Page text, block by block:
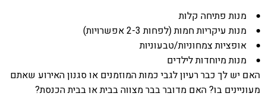
מנות פתיחה קלות
מנות עיקריות חמות (לפחות 2-3 אפשרויות)
אופציות צמחוניות/טבעוניות
מנות מיוחדות לילדים
האם יש לך כבר רעיון לגבי כמות המוזמנים או סגנון האירוע שאתם
מעוניינים בו? האם מדובר בבר מצווה בבית או בבית הכנסת?